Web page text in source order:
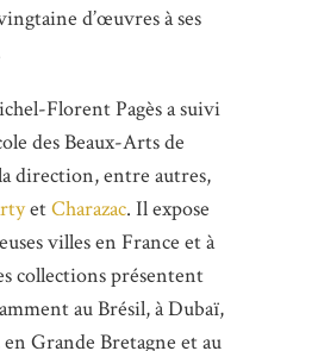
d’œuvres à ses
Florent Pagès a suivi
des Beaux-Arts de
direction, entre autres,
etCharazac. Il expose
villes en France et à
collections présentent
au Brésil, à Dubaï,
Grande Bretagne et au